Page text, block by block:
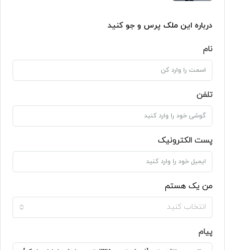
درباره این ملک پرس و جو کنید
نام
تلفن
پست الکترونیک
من یک هستم
انتخاب کنید
پیام